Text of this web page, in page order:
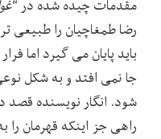
مقدمات چیده شده در “
رضا طمغاچیان را طبیعی
باید پایان می گیرد اما
جا نمی افتد و به شکل
شود. انگار نویسنده قصد
راهی جز اینکه قهرمان را